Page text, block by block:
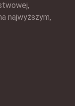
najwyższym,